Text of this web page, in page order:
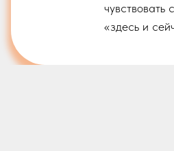
чувствовать
«здесь и